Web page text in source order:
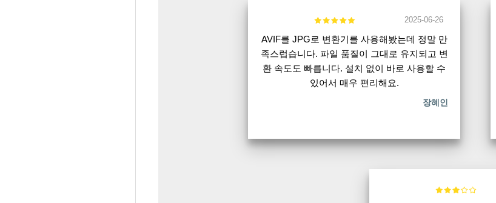
2025-06-26
AVIF를 JPG로 변환기를 사용해봤는데 정말 만
족스럽습니다. 파일 품질이 그대로 유지되고 변
환 속도도 빠릅니다. 설치 없이 바로 사용할 수
있어서 매우 편리해요.
장혜인